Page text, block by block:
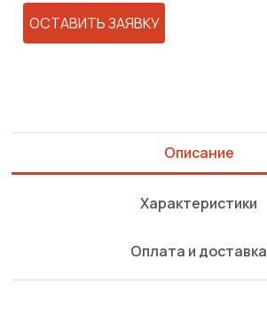
ОСТАВИТЬ ЗАЯВКУ
Описание
Характеристики
Оплата и доставка